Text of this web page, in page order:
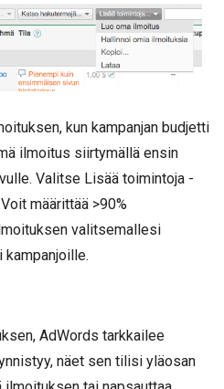
kun kampanjan budjetti
ilmoitus siirtymällä ensin
Valitse Lisää toimintoja -
määrittää >90%
valitsemallesi
AdWords tarkkailee
näet sen tilisi yläosan